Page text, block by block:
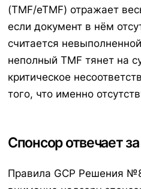
(TMF/eTMF) отражает
если документ в нём
считается
неполный TMF тянет на
критическое
того, что именно
Спонсор отвечает
Правила GCP Решения